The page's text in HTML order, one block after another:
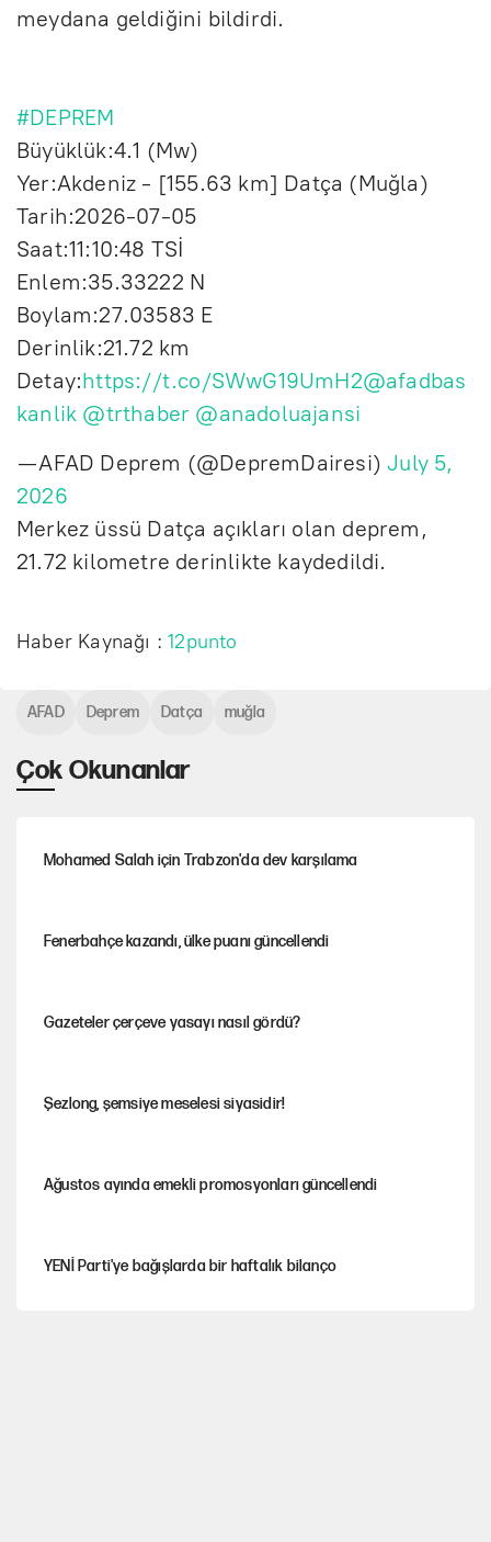
meydana geldiğini bildirdi.
#DEPREM
Büyüklük:4.1 (Mw)
Yer:Akdeniz - [155.63 km] Datça (Muğla)
Tarih:2026-07-05
Saat:11:10:48 TSİ
Enlem:35.33222 N
Boylam:27.03583 E
Derinlik:21.72 km
Detay:https://t.co/SWwG19UmH2@afadbas
kanlik @trthaber @anadoluajansi
— AFAD Deprem (@DepremDairesi)July 5,
2026
Merkez üssü Datça açıkları olan deprem,
21.72 kilometre derinlikte kaydedildi.
Haber Kaynağı :12punto
Çok Okunanlar
Mohamed Salah için Trabzon'da dev karşılama
Fenerbahçe kazandı, ülke puanı güncellendi
Gazeteler çerçeve yasayı nasıl gördü?
Şezlong, şemsiye meselesi siyasidir!
Ağustos ayında emekli promosyonları güncellendi
YENİ Parti'ye bağışlarda bir haftalık bilanço
AFAD Deprem Datça muğla